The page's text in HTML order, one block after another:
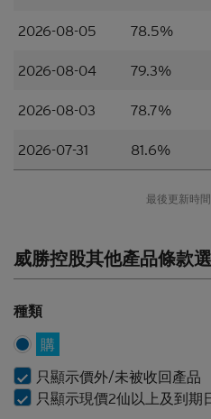
品或達成任何交易的意見或
或其材料不應被視為任何類
所編製的材料僅概括以一般
並無核證
材料的依據乃來自網站擁
其他資料可予更改或撤回而
並無責任對材料進行更新或
僱員（包括參與編製或在本
人士）（統稱「
概不會對材料的真確性、準
合理性或任何該等材料在任
何類型的聲明或保證（不論
站所登載的材料僅作參考用
2026-08-05 78.5%
2026-08-04 79.3%
2026-08-03 78.7%
2026-07-31 81.6%
最後更新時
威勝控股其他產品條款
種類
購
只顯示價外/未被收回產品
只顯示現價2仙以上及到期